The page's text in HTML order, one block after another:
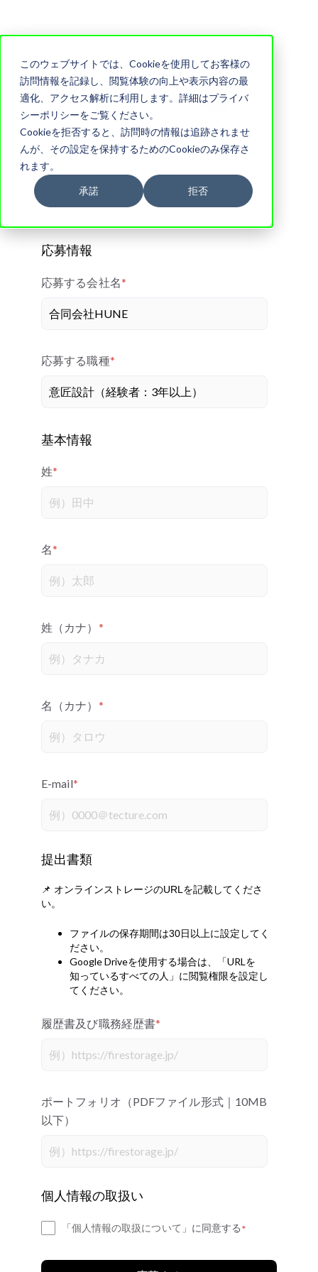
このウェブサイトでは、Cookieを使用してお客様の
訪問情報を記録し、閲覧体験の向上や表示内容の最
適化、アクセス解析に利用します。詳細はプライバ
シーポリシーをご覧ください。
Cookieを拒否すると、訪問時の情報は追跡されませ
んが、その設定を保持するためのCookieのみ保存さ
れます。
承諾 拒否
🔗 エントリー後の各ステップ
応募情報
応募する会社名*
応募する職種*
基本情報
姓*
名*
姓（カナ） *
名（カナ） *
E-mail*
提出書類
📌 オンラインストレージのURLを記載してくださ
い。
ファイルの保存期間は30日以上に設定してく
ださい。
Google Driveを使用する場合は、「URLを
知っているすべての人」に閲覧権限を設定し
てください。
履歴書及び職務経歴書*
ポートフォリオ（PDFファイル形式｜10MB
以下）
個人情報の取扱い
「個人情報の取扱について 」に同意する*